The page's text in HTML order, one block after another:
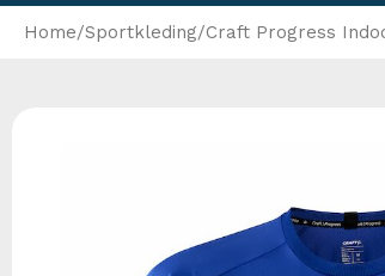
Home Sportkleding Craft Progress